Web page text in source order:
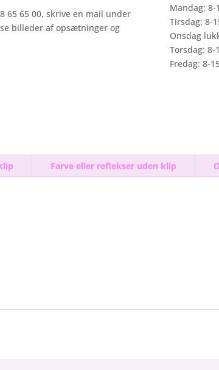
65 65 00, skrive en mail under
billeder af opsætninger og
Mandag: 8-
Tirsdag: 8-
Onsdag
Torsdag: 8-
Fredag: 8-
Farve eller reflekser uden klip